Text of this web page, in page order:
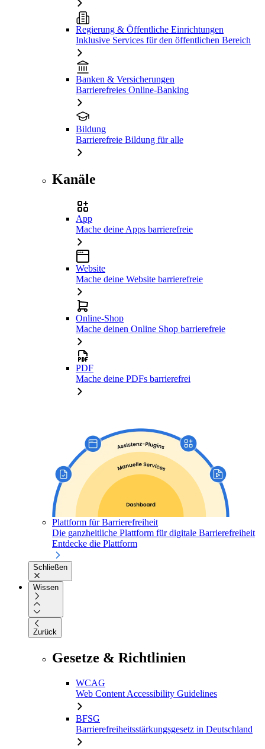
Regierung & Öffentliche Einrichtungen
Inklusive Services für den öffentlichen Bereich
Banken & Versicherungen
Barrierefreies Online-Banking
Bildung
Barrierefreie Bildung für alle
Kanäle
App
Mache deine Apps barrierefreie
Website
Mache deine Website barrierefreie
Online-Shop
Mache deinen Online Shop barrierefreie
PDF
Mache deine PDFs barrierefrei
Plattform für Barrierefreiheit
Die ganzheitliche Plattform für digitale Barrierefreiheit
Entdecke die Plattform
Schließen
Wissen
Zurück
Gesetze & Richtlinien
WCAG
Web Content Accessibility Guidelines
BFSG
Barrierefreiheitsstärkungsgesetz in Deutschland